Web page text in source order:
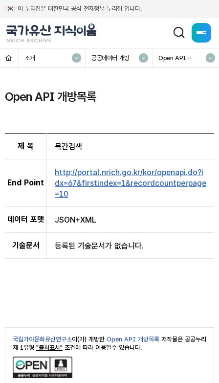
이 누리집은 대한민국 공식 전자정부 누리집 입니다.
전체
홈 소개 공공데이터 개방
Open API
Open API 개방목록
제 목 목간검색
End Point
http://portal.nrich.go.kr/kor/openapi.do?i
dx=67&firstindex=1&recordcountperpage
=10
데이터 포맷 JSON+XML
기술문서 등록된 기술문서가 없습니다.
국립가야문화유산연구소이(가) 개방한 Open API 개방목록 저작물은 공공누리
제 1유형 "출처표시" 조건에 따라 이용할수 있습니다.